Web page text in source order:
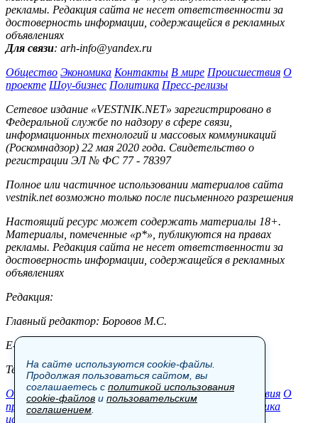
рекламы. Редакция сайта не несет ответственности за
достоверность информации, содержащейся в рекламных
объявлениях
Для связи: arh-info@yandex.ru
Общество Экономика Контакты В мире Происшествия О
проекте Шоу-бизнес Политика Пресс-релизы
Сетевое издание «VESTNIK.NET» зарегистрировано в
Федеральной службе по надзору в сфере связи,
информационных технологий и массовых коммуникаций
(Роскомнадзор) 22 мая 2020 года. Свидетельство о
регистрации ЭЛ № ФС 77 - 78397
Полное или частичное использовании материалов сайта
vestnik.net возможно только после письменного разрешения
Настоящий ресурс может содержать материалы 18+.
Материалы, помеченные «р*», публикуются на правах
рекламы. Редакция сайта не несет ответственности за
достоверность информации, содержащейся в рекламных
объявлениях
Редакция:
Главный редактор: Боровов М.С.
E-mail: site@vestnik.net, reb.msk@yandex.ru
Тел.: +7 (921) 720-00-97
Общество Экономика Контакты В мире Происшествия О
проекте Шоу-бизнес Политика Пресс-релизы
Политика
использования cookie-файлов
На сайте используются cookie-файлы.
Продолжая пользоваться сайтом, вы
соглашаетесь с политикой использования
cookie-файлов и пользовательским
соглашением